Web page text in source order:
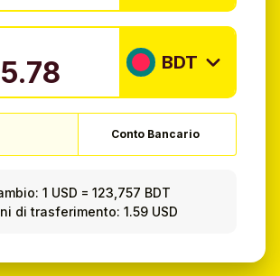
BDT
Conto Bancario
1 USD =123,757 BDT
di trasferimento: 1.59 USD